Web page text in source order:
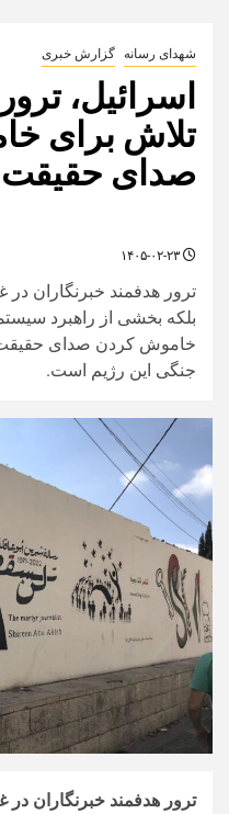
شهدای رسانه گزارش خبری
اسرائیل،
تلاش برای
صدای حقیقت
ترور هدفمند خبرنگاران در
بلکه بخشی از راهبرد
خاموش کردن صدای حقیقت
جنگی این رژیم است.
ترور هدفمند خبرنگاران در